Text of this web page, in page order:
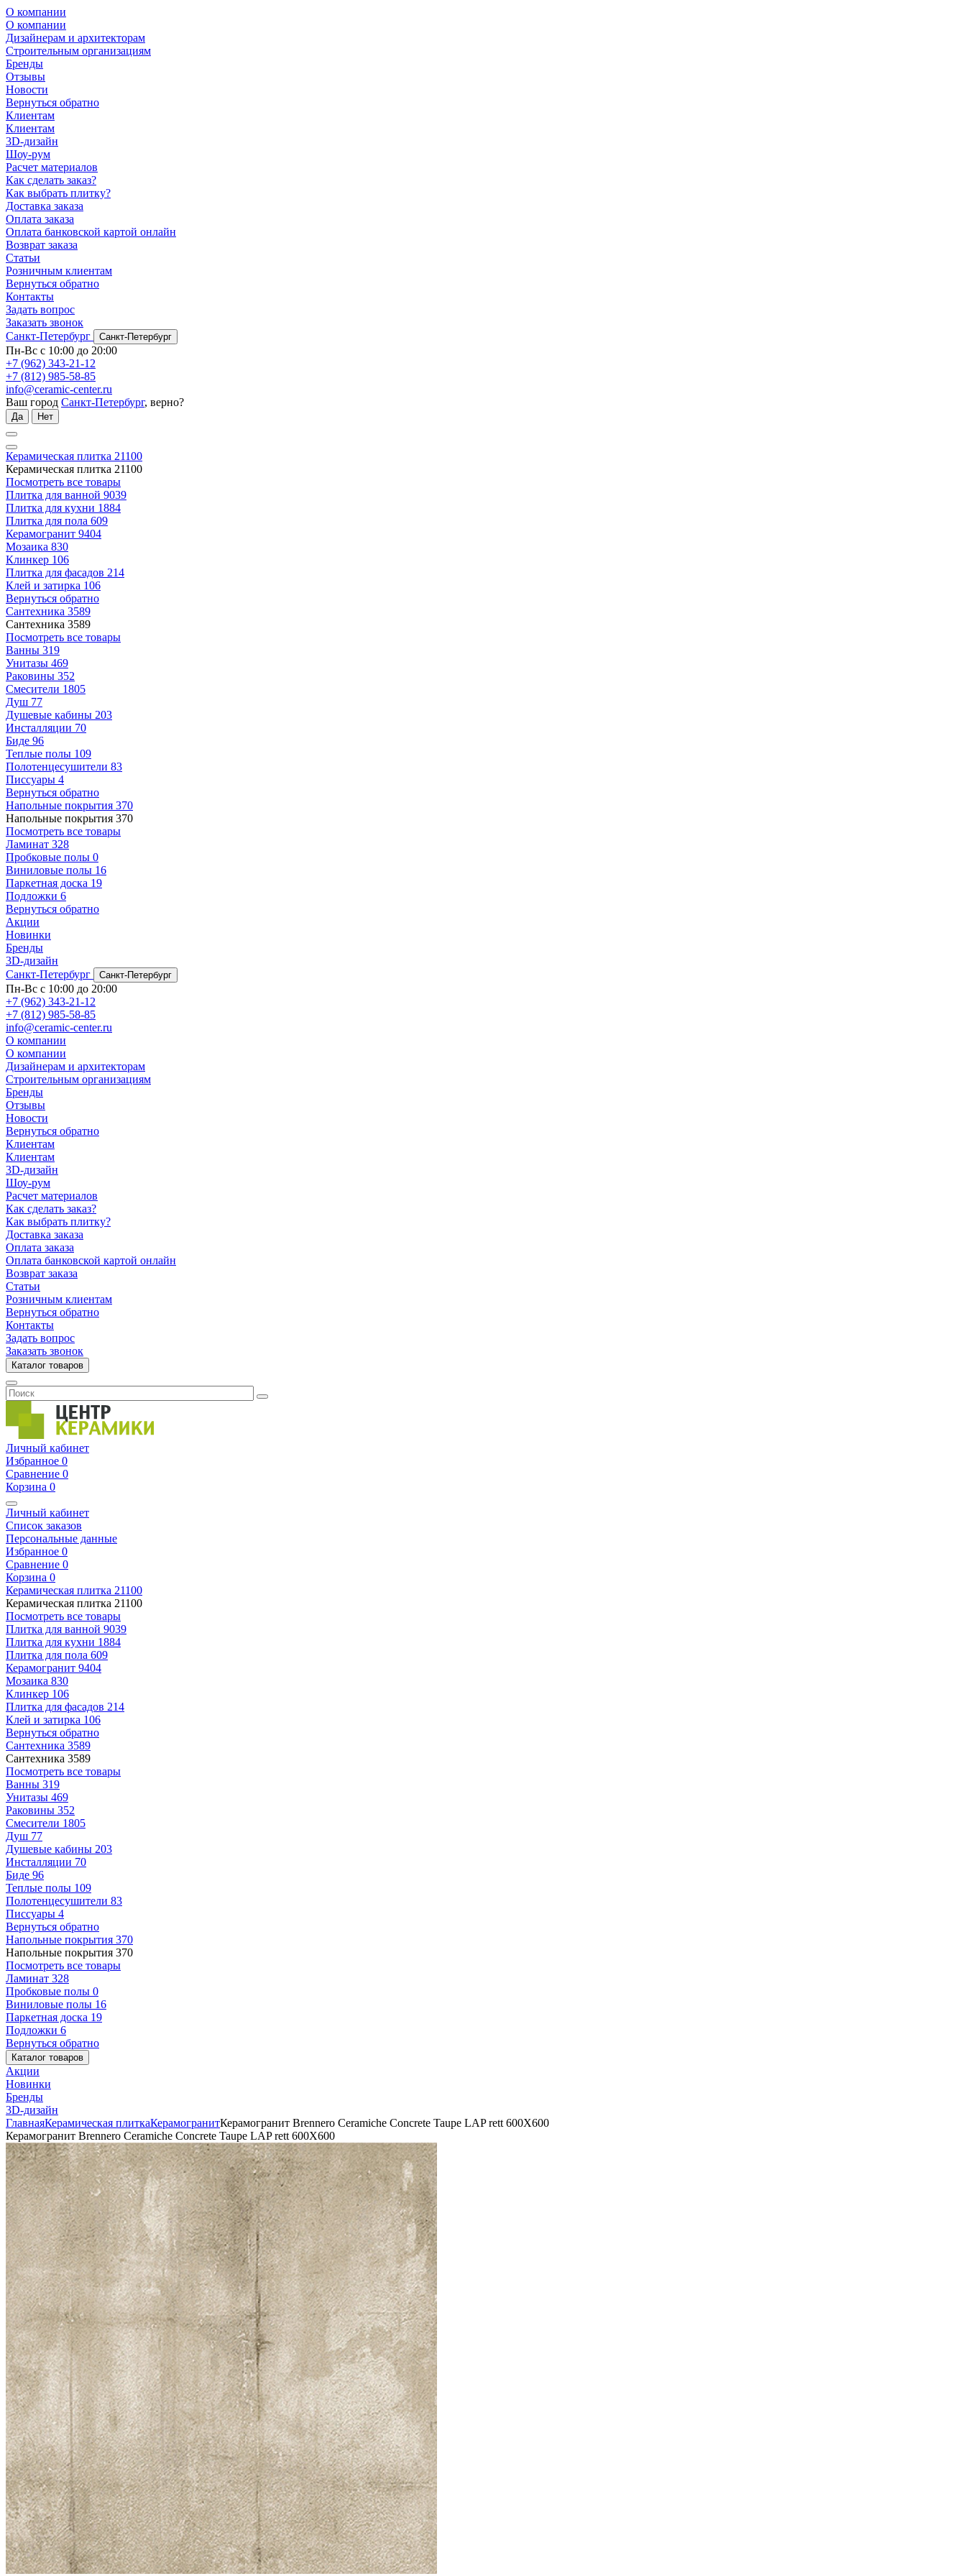
О компании
О компании
Дизайнерам и архитекторам
Строительным организациям
Бренды
Отзывы
Новости
Вернуться обратно
Клиентам
Клиентам
3D-дизайн
Шоу-рум
Расчет материалов
Как сделать заказ?
Как выбрать плитку?
Доставка заказа
Оплата заказа
Оплата банковской картой онлайн
Возврат заказа
Статьи
Розничным клиентам
Вернуться обратно
Контакты
Задать вопрос
Заказать звонок
Санкт-Петербург
Санкт-Петербург
Пн-Вс с 10:00 до 20:00
+7 (962) 343-21-12
+7 (812) 985-58-85
info@ceramic-center.ru
Ваш город Санкт-Петербург, верно?
Да Нет
Керамическая плитка 21100
Керамическая плитка 21100
Посмотреть все товары
Плитка для ванной 9039
Плитка для кухни 1884
Плитка для пола 609
Керамогранит 9404
Мозаика 830
Клинкер 106
Плитка для фасадов 214
Клей и затирка 106
Вернуться обратно
Сантехника 3589
Сантехника 3589
Посмотреть все товары
Ванны 319
Унитазы 469
Раковины 352
Смесители 1805
Душ 77
Душевые кабины 203
Инсталляции 70
Биде 96
Теплые полы 109
Полотенцесушители 83
Писсуары 4
Вернуться обратно
Напольные покрытия 370
Напольные покрытия 370
Посмотреть все товары
Ламинат 328
Пробковые полы 0
Виниловые полы 16
Паркетная доска 19
Подложки 6
Вернуться обратно
Акции
Новинки
Бренды
3D-дизайн
Санкт-Петербург
Санкт-Петербург
Пн-Вс с 10:00 до 20:00
+7 (962) 343-21-12
+7 (812) 985-58-85
info@ceramic-center.ru
О компании
О компании
Дизайнерам и архитекторам
Строительным организациям
Бренды
Отзывы
Новости
Вернуться обратно
Клиентам
Клиентам
3D-дизайн
Шоу-рум
Расчет материалов
Как сделать заказ?
Как выбрать плитку?
Доставка заказа
Оплата заказа
Оплата банковской картой онлайн
Возврат заказа
Статьи
Розничным клиентам
Вернуться обратно
Контакты
Задать вопрос
Заказать звонок
Каталог товаров
Личный кабинет
Избранное 0
Сравнение 0
Корзина 0
Личный кабинет
Список заказов
Персональные данные
Избранное 0
Сравнение 0
Корзина 0
Керамическая плитка 21100
Керамическая плитка 21100
Посмотреть все товары
Плитка для ванной 9039
Плитка для кухни 1884
Плитка для пола 609
Керамогранит 9404
Мозаика 830
Клинкер 106
Плитка для фасадов 214
Клей и затирка 106
Вернуться обратно
Сантехника 3589
Сантехника 3589
Посмотреть все товары
Ванны 319
Унитазы 469
Раковины 352
Смесители 1805
Душ 77
Душевые кабины 203
Инсталляции 70
Биде 96
Теплые полы 109
Полотенцесушители 83
Писсуары 4
Вернуться обратно
Напольные покрытия 370
Напольные покрытия 370
Посмотреть все товары
Ламинат 328
Пробковые полы 0
Виниловые полы 16
Паркетная доска 19
Подложки 6
Вернуться обратно
Каталог товаров
Акции
Новинки
Бренды
3D-дизайн
ГлавнаяКерамическая плиткаКерамогранитКерамогранит Brennero Ceramiche Concrete Taupe LAP rett 600X600
Керамогранит Brennero Ceramiche Concrete Taupe LAP rett 600X600